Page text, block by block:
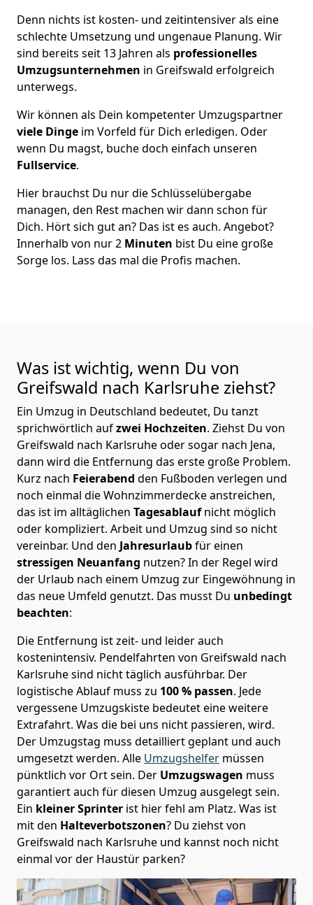
Denn nichts ist kosten- und zeitintensiver als eine
schlechte Umsetzung und ungenaue Planung. Wir
sind bereits seit 13 Jahren als professionelles
Umzugsunternehmen in Greifswald erfolgreich
unterwegs.
Wir können als Dein kompetenter Umzugspartner
viele Dinge im Vorfeld für Dich erledigen. Oder
wenn Du magst, buche doch einfach unseren
Fullservice.
Hier brauchst Du nur die Schlüsselübergabe
managen, den Rest machen wir dann schon für
Dich. Hört sich gut an? Das ist es auch. Angebot?
Innerhalb von nur 2 Minuten bist Du eine große
Sorge los. Lass das mal die Profis machen.
Was ist wichtig, wenn Du von
Greifswald nach Karlsruhe ziehst?
Ein Umzug in Deutschland bedeutet, Du tanzt
sprichwörtlich aufzwei Hochzeiten. Ziehst Du von
Greifswald nach Karlsruhe oder sogar nach Jena,
dann wird die Entfernung das erste große Problem.
Kurz nach Feierabend den Fußboden verlegen und
noch einmal die Wohnzimmerdecke anstreichen,
das ist im alltäglichen Tagesablaufnicht möglich
oder kompliziert. Arbeit und Umzug sind so nicht
vereinbar. Und den Jahresurlaubfür einen
stressigen Neuanfang nutzen? In der Regel wird
der Urlaub nach einem Umzug zur Eingewöhnung in
das neue Umfeld genutzt. Das musst Du unbedingt
beachten:
Die Entfernung ist zeit- und leider auch
kostenintensiv. Pendelfahrten von Greifswald nach
Karlsruhe sind nicht täglich ausführbar. Der
logistische Ablauf muss zu 100 % passen. Jede
vergessene Umzugskiste bedeutet eine weitere
Extrafahrt. Was die bei uns nicht passieren, wird.
Der Umzugstag muss detailliert geplant und auch
umgesetzt werden. Alle Umzugshelfer müssen
pünktlich vor Ort sein. Der Umzugswagen muss
garantiert auch für diesen Umzug ausgelegt sein.
Ein kleiner Sprinter ist hier fehl am Platz. Was ist
mit den Halteverbotszonen? Du ziehst von
Greifswald nach Karlsruhe und kannst noch nicht
einmal vor der Haustür parken?